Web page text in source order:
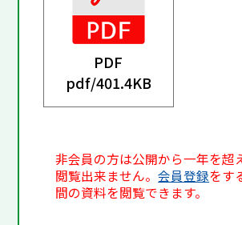
PDF
pdf/401.4KB
非会員の方は公開から一年を超
閲覧出来ません。会員登録をす
間の資料を閲覧できます。